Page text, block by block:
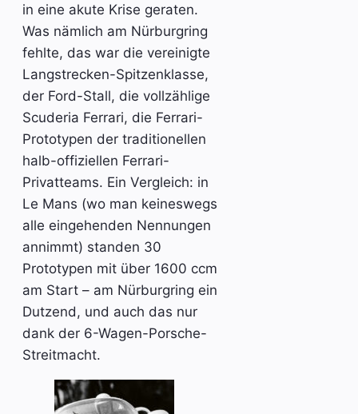
in eine akute Krise geraten.
Was nämlich am Nürburgring
fehlte, das war die vereinigte
Langstrecken-Spitzenklasse,
der Ford-Stall, die vollzählige
Scuderia Ferrari, die Ferrari-
Prototypen der traditionellen
halb-offiziellen Ferrari-
Privatteams. Ein Vergleich: in
Le Mans (wo man keineswegs
alle eingehenden Nennungen
annimmt) standen 30
Prototypen mit über 1600 ccm
am Start – am Nürburgring ein
Dutzend, und auch das nur
dank der 6-Wagen-Porsche-
Streitmacht.